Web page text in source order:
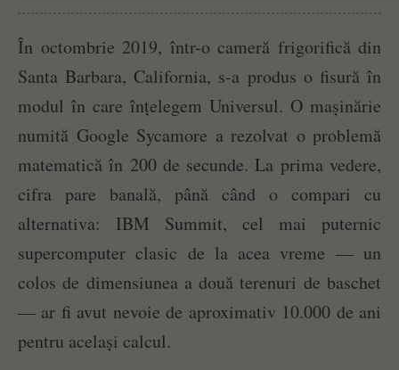
În octombrie 2019, într-o cameră frigorifică din
Santa Barbara, California, s-a produs o fisură în
modul în care înțelegem Universul. O mașinărie
numită Google Sycamore a rezolvat o problemă
matematică în 200 de secunde. La prima vedere,
cifra pare banală, până când o compari cu
alternativa: IBM Summit, cel mai puternic
supercomputer clasic de la acea vreme — un
colos de dimensiunea a două terenuri de baschet
— ar fi avut nevoie de aproximativ 10.000 de ani
pentru același calcul.